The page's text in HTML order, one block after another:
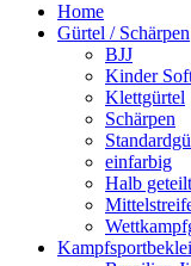
Home
Gürtel / Schärpen
BJJ
Kinder
Klettgürtel
Schärpen
einfarbig
Halb geteilt